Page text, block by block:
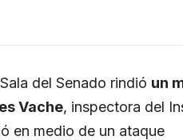
del Senado rindió un
Vache, inspectora del
en medio de un ataque